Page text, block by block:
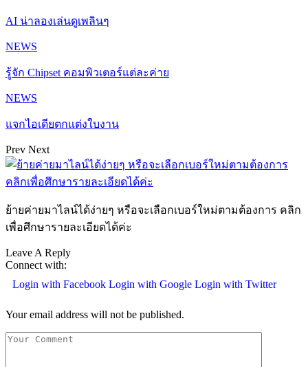
AI น่าลองเล่นดูเพลินๆ
NEWS
รู้จัก Chipset คอมพิวเตอร์แต่ละค่าย
NEWS
แจกไอเดียตกแต่งใบงาน
Prev Next
ย้ายค่ายมาไลน์ได้ง่ายๆ หรือจะเลือกเบอร์ใหม่ตามต้องการ คลิก
เพื่อศึกษารายละเอียดได้ค่ะ
Leave A Reply
Connect with:
Login with Facebook Login with Google Login with Twitter
Your email address will not be published.